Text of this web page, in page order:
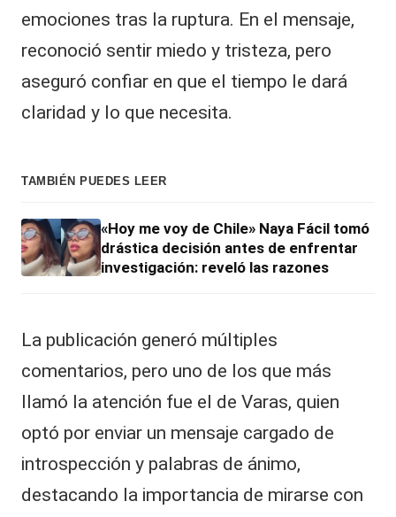
emociones tras la ruptura. En el mensaje,
reconoció sentir miedo y tristeza, pero
aseguró confiar en que el tiempo le dará
claridad y lo que necesita.
TAMBIÉN PUEDES LEER
«Hoy me voy de Chile» Naya Fácil tomó
drástica decisión antes de enfrentar
investigación: reveló las razones
La publicación generó múltiples
comentarios, pero uno de los que más
llamó la atención fue el de Varas, quien
optó por enviar un mensaje cargado de
introspección y palabras de ánimo,
destacando la importancia de mirarse con